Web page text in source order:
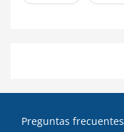
Preguntas frecuentes